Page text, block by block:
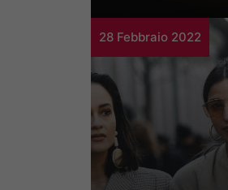
28 Febbraio 2022